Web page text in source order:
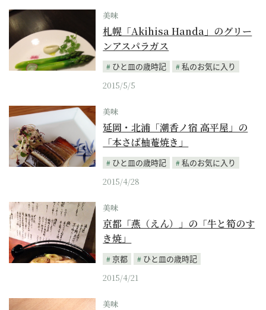
美味
札幌「Akihisa Handa」のグリー
ンアスパラガス
ひと皿の歳時記
私のお気に入り
2015/5/5
美味
延岡・北浦「潮香ノ宿 高平屋」の
「本さば柚菴焼き」
ひと皿の歳時記
私のお気に入り
2015/4/28
美味
京都「燕（えん）」の「牛と筍のす
き焼」
京都
ひと皿の歳時記
2015/4/21
美味